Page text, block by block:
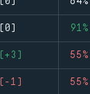
91%
55%
1) 55%